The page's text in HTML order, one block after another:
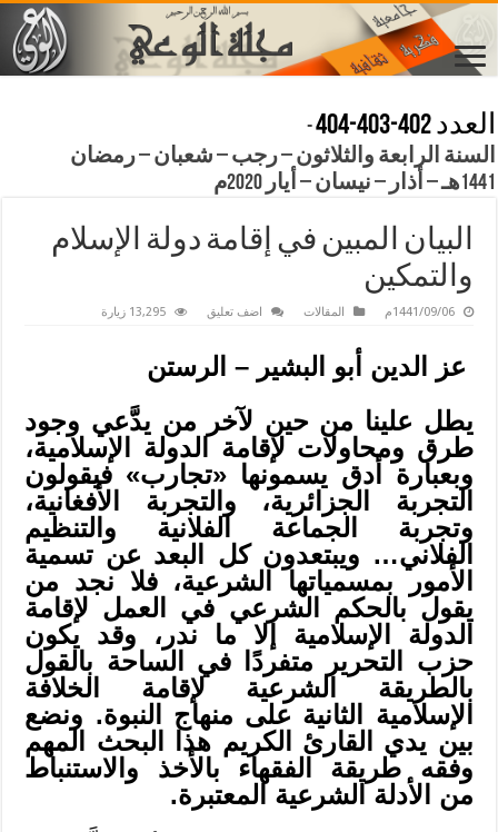
العدد 402-403-404
-
السنة الرابعة والثلاثون – رجب – شعبان – رمضان
1441هـ – أذار – نيسان – أيار 2020م
البيان المبين في إقامة دولة الإسلام
والتمكين
1441/09/06م المقالات اضف تعليق 13,295 زيارة
عز الدين أبو البشير – الرستن
يطل علينا من حين لآخر من يدَّعي وجود
طرق ومحاولات لإقامة الدولة الإسلامية،
وبعبارة أدق يسمونها «تجارب» فيقولون
التجربة الجزائرية، والتجربة الأفغانية،
وتجربة الجماعة الفلانية والتنظيم
الفلاني… ويبتعدون كل البعد عن تسمية
الأمور بمسمياتها الشرعية، فلا نجد من
يقول بالحكم الشرعي في العمل لإقامة
الدولة الإسلامية إلا ما ندر، وقد يكون
حزب التحرير متفردًا في الساحة بالقول
بالطريقة الشرعية لإقامة الخلافة
الإسلامية الثانية على منهاج النبوة. ونضع
بين يدي القارئ الكريم هذا البحث المهم
وفقه طريقة الفقهاء بالأخذ والاستنباط
من الأدلة الشرعية المعتبرة.